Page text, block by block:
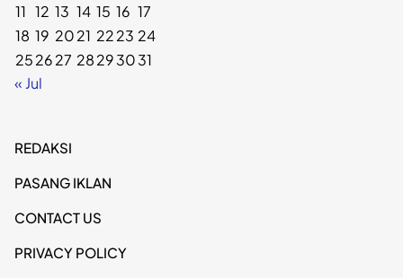
11 12 13 14 15 16 17
18 19 2021 2223 24
252627 28293031
« Jul
REDAKSI
PASANG IKLAN
CONTACT US
PRIVACY POLICY